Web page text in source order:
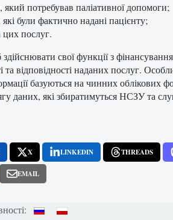
який потребував паліативної допомоги;
були фактично надані пацієнту;
цих послуг.
свої функції з
та відповідності наданих послуг.
базуються на чинних облікових
даних, які збиратимуться НСЗУ та
X LINKEDIN THREADS
EMAIL